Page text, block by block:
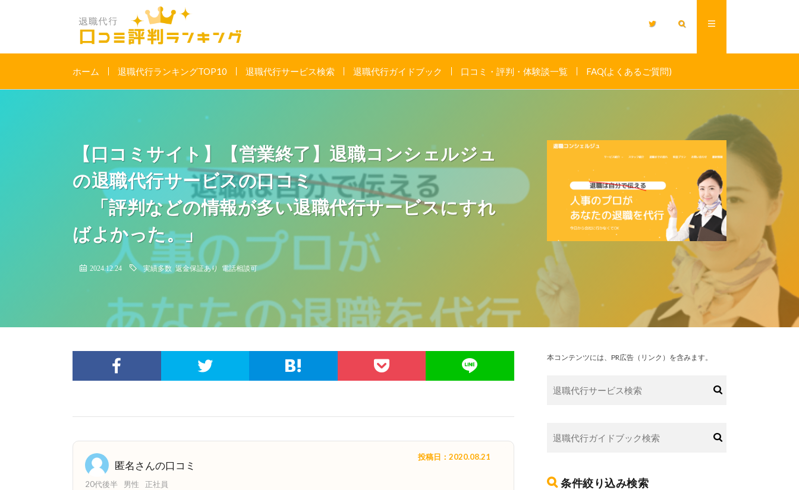
ホーム 退職代行ランキングTOP10 退職代行サービス検索 退職代行ガイドブック 口コミ・評判・体験談一覧 FAQ(よくあるご質問)
【口コミサイト】【営業終了】退職コンシェルジュ
の退職代行サービスの口コミ
「評判などの情報が多い退職代行サービスにすれ
ばよかった。」
2024.12.24 実績多数 返金保証あり 電話相談可
匿名さんの口コミ
投稿日：2020.08.21
20代後半 男性 正社員
本コンテンツには、PR広告（リンク）を含みます。
条件絞り込み検索